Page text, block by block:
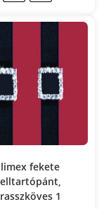
fekete
1